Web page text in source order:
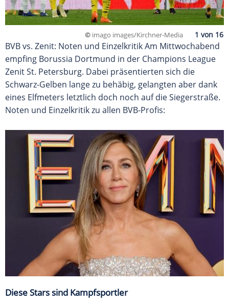
© imago images/Kirchner-Media
BVB vs. Zenit: Noten und Einzelkritik Am Mittwochabend
empfing Borussia Dortmund in der Champions League
Zenit St. Petersburg. Dabei präsentierten sich die
Schwarz-Gelben lange zu behäbig, gelangten aber dank
eines Elfmeters letztlich doch noch auf die Siegerstraße.
Noten und Einzelkritik zu allen BVB-Profis:
Diese Stars sind Kampfsportler